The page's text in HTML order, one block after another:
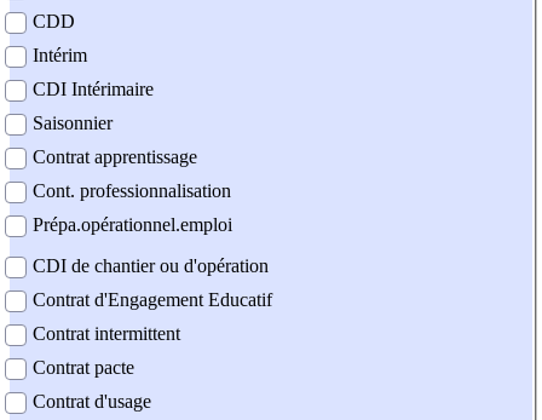
CDD
Intérim
CDI Intérimaire
Saisonnier
Contrat apprentissage
Cont. professionnalisation
Prépa.opérationnel.emploi
CDI de chantier ou d'opération
Contrat d'Engagement Educatif
Contrat intermittent
Contrat pacte
Contrat d'usage